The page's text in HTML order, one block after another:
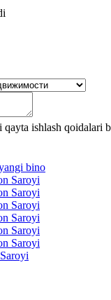
ishlash qoidalari
bino